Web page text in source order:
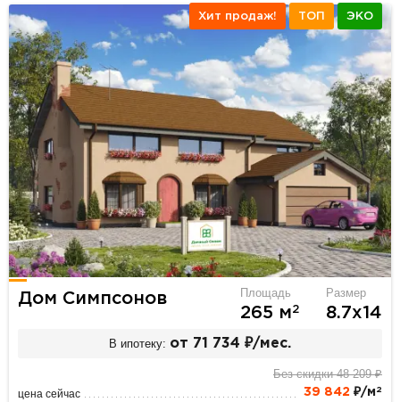
Хит продаж! ТОП ЭКО
Дом Симпсонов Площадь
265 м2
Размер
8.7х14
В ипотеку: от 71 734 ₽/мес.
Без скидки 48 209 ₽
цена сейчас 39 842 ₽/м 2